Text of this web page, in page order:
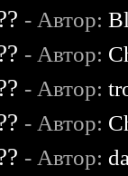
- Автор:
- Автор:
- Автор:
- Автор:
- Автор: